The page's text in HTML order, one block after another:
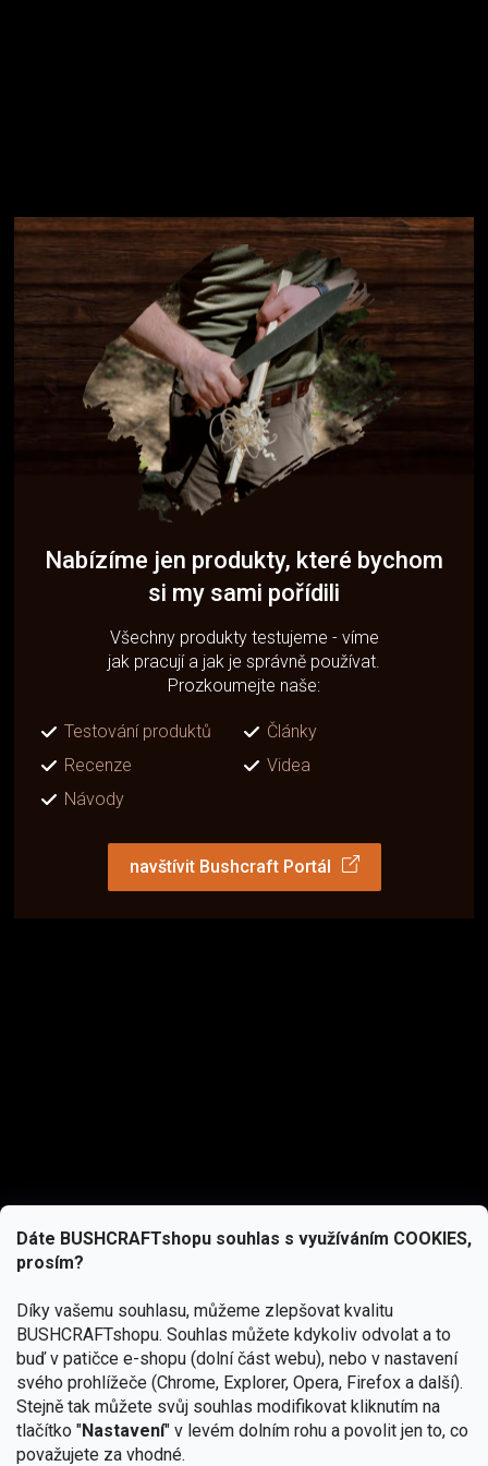
Dáte BUSHCRAFTshopu souhlas s využíváním COOKIES,
prosím?
Díky vašemu souhlasu, můžeme zlepšovat kvalitu
BUSHCRAFTshopu. Souhlas můžete kdykoliv odvolat a to
buď v patičce e-shopu (dolní část webu), nebo v nastavení
svého prohlížeče (Chrome, Explorer, Opera, Firefox a další).
Stejně tak můžete svůj souhlas modifikovat kliknutím na
tlačítko "Nastavení" v levém dolním rohu a povolit jen to, co
považujete za vhodné.
Nabízíme jen produkty, které bychom
si my sami pořídili
Všechny produkty testujeme - víme
jak pracují a jak je správně používat.
Prozkoumejte naše:
Testování produktů
Články
Recenze
Videa
Návody
navštívit Bushcraft Portál